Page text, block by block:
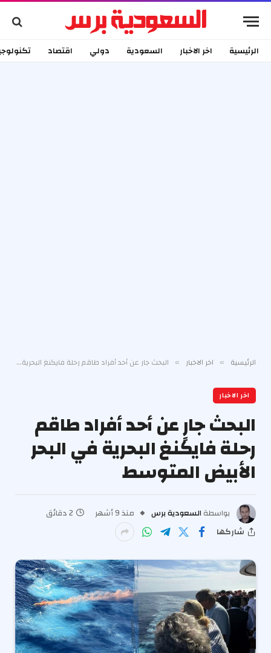
الرئيسية اخر الاخبار السعودية دولي اقتصاد
الرئيسية » اخر الاخبار » البحث جارٍ عن أحد أفراد طاقم رحلة فايكنغ البحرية في البحر الأبيض المتوسط
اخر الاخبار
البحث جارٍ عن أحد أفراد طاقم
رحلة فايكنغ البحرية في البحر
الأبيض المتوسط
بواسطة السعودية برس منذ 9 أشهر
2 دقائق
شاركها